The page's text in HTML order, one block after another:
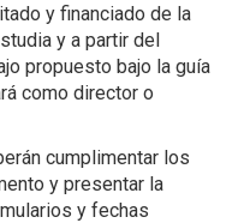
y financiado de la
y a partir del
propuesto bajo la guía
como director o
cumplimentar los
y presentar la
y fechas